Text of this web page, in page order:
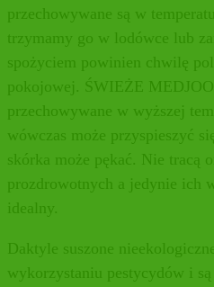
przechowywane są w
trzymamy go w lodówce lub
spożyciem powinien chwilę
pokojowej. ŚWIEŻE
przechowywane w wyższej
wówczas może przyspieszyć
skórka może pękać. Nie tracą
prozdrowotnych a jedynie ich
idealny.
Daktyle suszone
wykorzystaniu pestycydów i są